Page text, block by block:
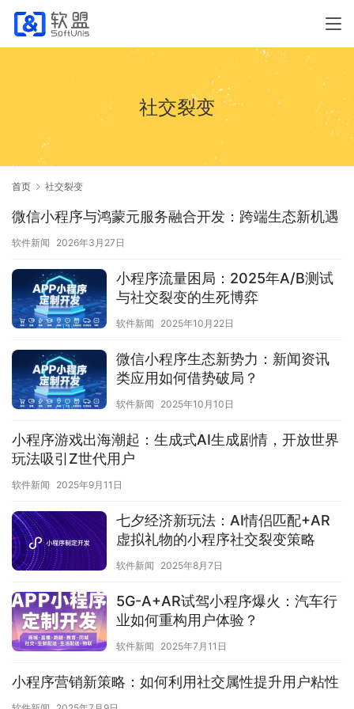
社交裂变
首页 社交裂变
微信小程序与鸿蒙元服务融合开发：跨端生态新机遇
软件新闻 2026年3月27日
小程序流量困局：2025年A/B测试
与社交裂变的生死博弈
软件新闻 2025年10月22日
微信小程序生态新势力：新闻资讯
类应用如何借势破局？
软件新闻 2025年10月10日
小程序游戏出海潮起：生成式AI生成剧情，开放世界
玩法吸引Z世代用户
软件新闻 2025年9月11日
七夕经济新玩法：AI情侣匹配+AR
虚拟礼物的小程序社交裂变策略
软件新闻 2025年8月7日
5G-A+AR试驾小程序爆火：汽车行
业如何重构用户体验？
软件新闻 2025年7月11日
小程序营销新策略：如何利用社交属性提升用户粘性